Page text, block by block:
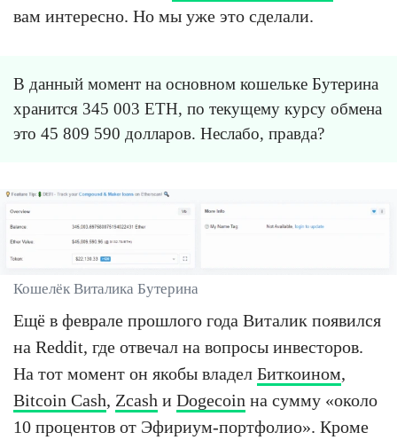
вам интересно. Но мы уже это сделали.
В данный момент на основном кошельке Бутерина
хранится 345 003 ETH, по текущему курсу обмена
это 45 809 590 долларов. Неслабо, правда?
Кошелёк Виталика Бутерина
Ещё в феврале прошлого года Виталик появился
на Reddit, где отвечал на вопросы инвесторов.
На тот момент он якобы владел Биткоином,
Bitcoin Cash, Zcash и Dogecoin на сумму «около
10 процентов от Эфириум-портфолио». Кроме